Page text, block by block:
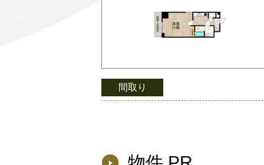
間取り